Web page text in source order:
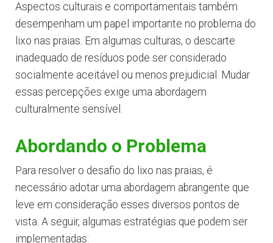
Aspectos culturais e comportamentais também
desempenham um papel importante no problema do
lixo nas praias. Em algumas culturas, o descarte
inadequado de resíduos pode ser considerado
socialmente aceitável ou menos prejudicial. Mudar
essas percepções exige uma abordagem
culturalmente sensível.
Abordando o Problema
Para resolver o desafio do lixo nas praias, é
necessário adotar uma abordagem abrangente que
leve em consideração esses diversos pontos de
vista. A seguir, algumas estratégias que podem ser
implementadas: